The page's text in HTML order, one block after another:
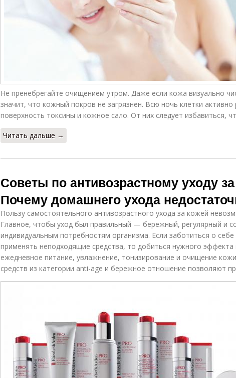
Не пренебрегайте очищением утром. Даже если кожа визуально
значит, что кожный покров не загрязнен. Всю ночь клетки
поверхность токсины и кожное сало. От них следует избавиться,
Читать дальше →
Советы по антивозрастному уходу
Почему домашнего ухода
Пользу самостоятельного антивозрастного ухода за кожей
Главное, чтобы уход был правильный — бережный, регулярный и
индивидуальным потребностям организма. Если заботиться о себе
применять неподходящие средства, то добиться нужного эффекта
ежедневное питание, увлажнение, тонизирование и очищение
средств из категории anti-age и бережное отношение позволяют